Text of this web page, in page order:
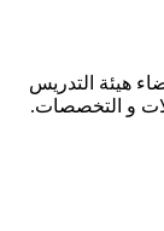
هيئة التدريس
و التخصصات.